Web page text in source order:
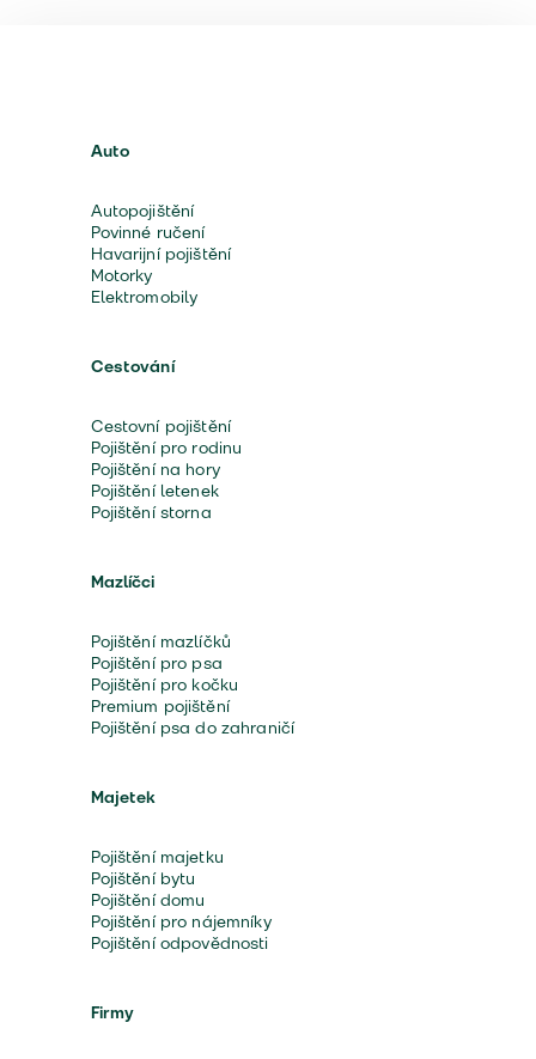
Auto
Autopojištění
Povinné ručení
Havarijní pojištění
Motorky
Elektromobily
Cestování
Cestovní pojištění
Pojištění pro rodinu
Pojištění na hory
Pojištění letenek
Pojištění storna
Mazlíčci
Pojištění mazlíčků
Pojištění pro psa
Pojištění pro kočku
Premium pojištění
Pojištění psa do zahraničí
Majetek
Pojištění majetku
Pojištění bytu
Pojištění domu
Pojištění pro nájemníky
Pojištění odpovědnosti
Firmy